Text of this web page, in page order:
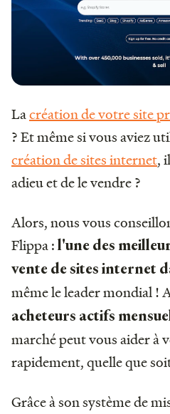
Lacréation de votre site
? Et même si vous aviez
création de sites internet,
adieu et de le vendre ?
Alors, nous vous
Flippa : l'une des
vente de sites internet
même le leader mondial !
acheteurs actifs
marché peut vous aider à
rapidement, quelle que
Grâce à son système de